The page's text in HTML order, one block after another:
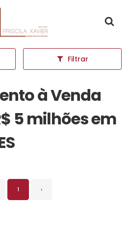
inicial
Filtrar
à Venda
5 milhões em
1 ›